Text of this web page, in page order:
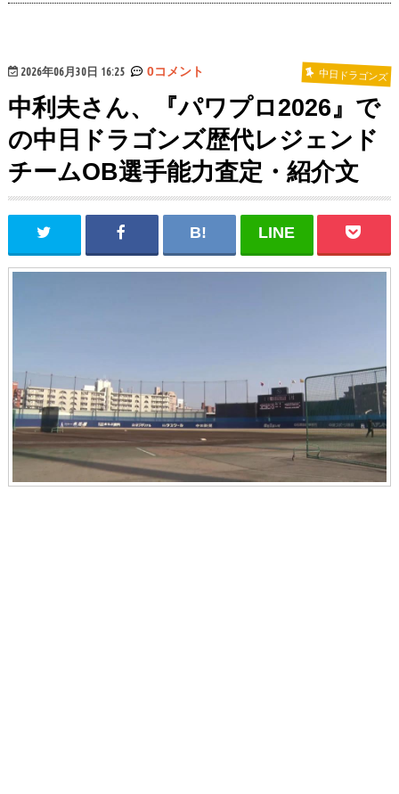
2026年06月30日 16:25 0コメント 中日ドラゴンズ
中利夫さん、『パワプロ2026』で
の中日ドラゴンズ歴代レジェンド
チームOB選手能力査定・紹介文